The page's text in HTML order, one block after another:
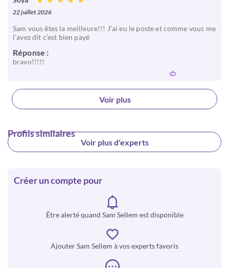
22 juillet 2026
Sam vous êtes la meilleure!!! J’ai eu le poste et comme vous me
l’avez dit c’est bien payé
Réponse :
bravo!!!!!
Voir plus
Profils similaires
Voir plus d'experts
Créer un compte pour
Être alerté quand Sam Sellem est disponible
Ajouter Sam Sellem à vos experts favoris